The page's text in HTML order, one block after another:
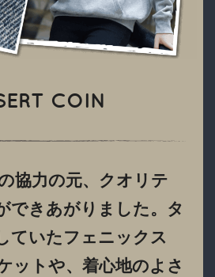
COIN
協力の元、クオリテ
できあがりました。タ
ていたフェニックス
ットや、着心地のよさ